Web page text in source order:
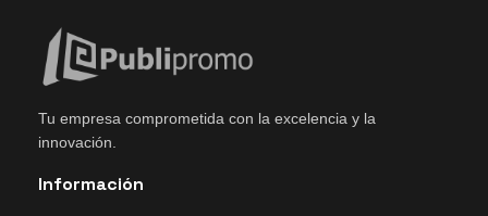
Tu empresa comprometida con la excelencia y la
innovación.
Información